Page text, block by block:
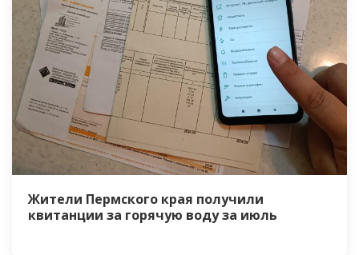
Жители Пермского края получили
квитанции за горячую воду за июль